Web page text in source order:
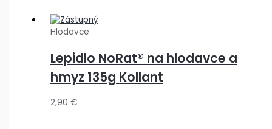
Hlodavce
Lepidlo NoRat® na hlodavce a
hmyz 135g Kollant
2,90 €